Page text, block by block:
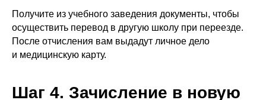
Получите из учебного заведения документы, чтобы
осуществить перевод в другую школу при переезде.
После отчисления вам выдадут личное дело
и медицинскую карту.
Шаг 4. Зачисление в новую